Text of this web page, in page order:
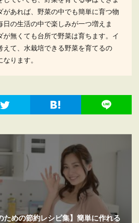
があれば、野菜の中でも簡単に育つ物
日の生活の中で楽しみが一つ増えま
が無くても台所で野菜は育ちます。イ
えて、水栽培できる野菜を育てるの
ります。
ための節約レシピ集】簡単に作れる